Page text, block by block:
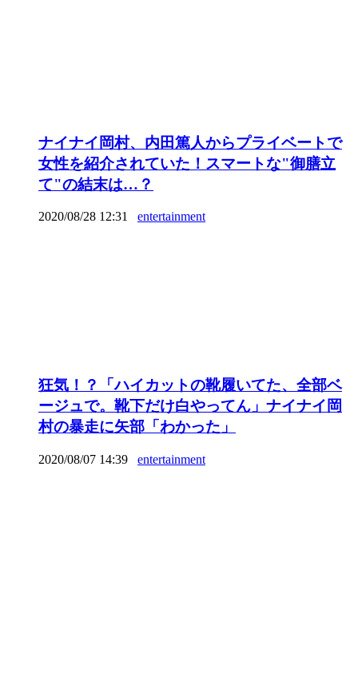
ナイナイ岡村、内田篤人からプライベートで
女性を紹介されていた！スマートな"御膳立
て"の結末は…？
2020/08/28 12:31 entertainment
狂気！？「ハイカットの靴履いてた、全部ベ
ージュで。靴下だけ白やってん」ナイナイ岡
村の暴走に矢部「わかった」
2020/08/07 14:39 entertainment